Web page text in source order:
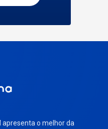
apresenta o melhor da